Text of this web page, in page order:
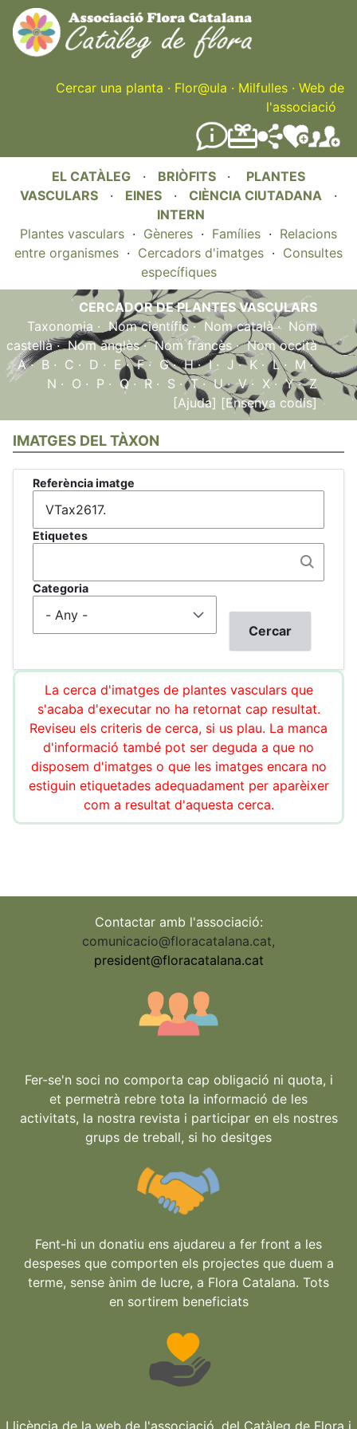
Skip
to
main
content
Cercar una planta · Flor@ula · Milfulles · Web de
l'associació
EL CATÀLEG · BRIÒFITS · PLANTES
VASCULARS · EINES · CIÈNCIA CIUTADANA ·
INTERN
Plantes vasculars · Gèneres · Famílies · Relacions
entre organismes · Cercadors d'imatges · Consultes
específiques
CERCADOR DE PLANTES VASCULARS
Taxonomia · Nom científic·Nom català· Nom
castellà·Nom anglès·Nom francès·Nom occità
A·B · C · D · E·F· G·H·I· J ·K ·L· M·
N · O · P · Q·R · S ·T ·U·V· X·Y·Z
[Ajuda] [Ensenya codis]
IMATGES DEL TÀXON
Referència imatge
Etiquetes
Categoria
La cerca d'imatges de plantes vasculars que
s'acaba d'executar no ha retornat cap resultat.
Reviseu els criteris de cerca, si us plau. La manca
d'informació també pot ser deguda a que no
disposem d'imatges o que les imatges encara no
estiguin etiquetades adequadament per aparèixer
com a resultat d'aquesta cerca.
Contactar amb l'associació:
comunicacio@floracatalana.cat,
president@floracatalana.cat
Fer-se'n soci no comporta cap obligació ni quota, i
et permetrà rebre tota la informació de les
activitats, la nostra revista i participar en els nostres
grups de treball, si ho desitges
Fent-hi un donatiu ens ajudareu a fer front a les
despeses que comporten els projectes que duem a
terme, sense ànim de lucre, a Flora Catalana. Tots
en sortirem beneficiats
Llicència de la web de l'associació, del Catàleg de Flora i